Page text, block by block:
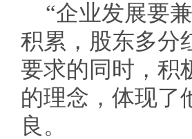
“企业发展要
积累，股东多分
要求的同时，积
的理念，体现了
良。